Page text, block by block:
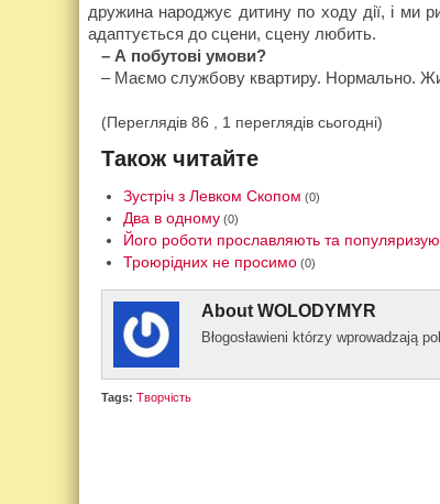
дружина народжує дитину по ходу дії, і ми
адаптується до сцени, сцену любить.
– А побутові умови?
– Маємо службову квартиру. Нормально.
(Переглядів 86 , 1 переглядів сьогодні)
Також читайте
Зустріч з Левком Скопом (0)
Два в одному (0)
Його роботи прославляють та
Троюрідних не просимо (0)
About WOLODYMYR
Błogos­ławieni którzy wprowad­zają
Tags: Творчість